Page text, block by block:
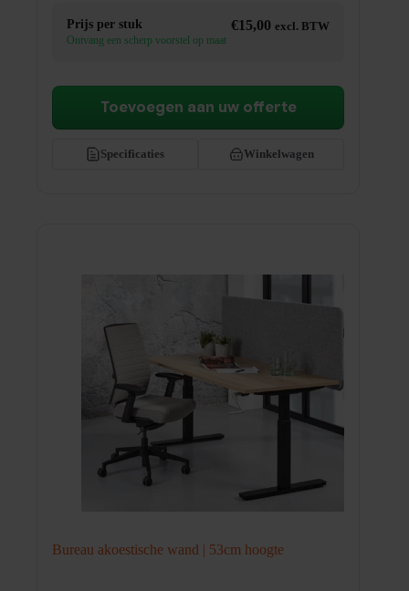
Prijs per stuk €15,00 excl. BTW
Ontvang een scherp voorstel op maat
Specificaties Winkelwagen
Toevoegen aan uw offerte
Bureau akoestische wand | 53cm hoogte